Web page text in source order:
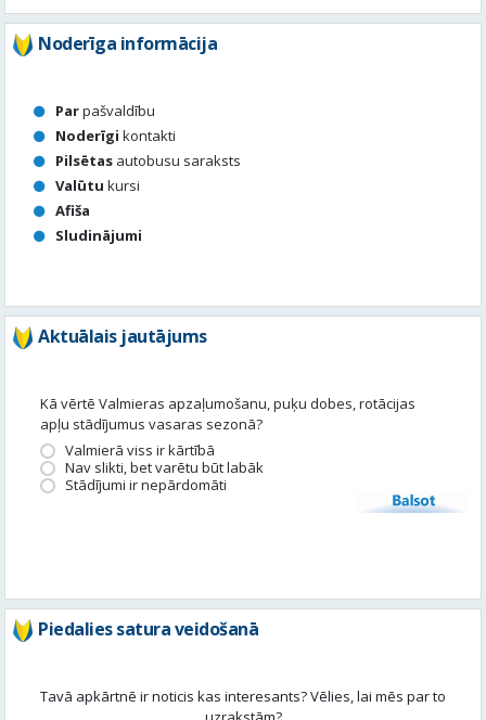
Noderīga informācija
Parpašvaldību
Noderīgi kontakti
Pilsētas autobusu saraksts
Valūtu kursi
Afiša
Sludinājumi
Aktuālais jautājums
Kā vērtē Valmieras apzaļumošanu, puķu dobes, rotācijas
apļu stādījumus vasaras sezonā?
Valmierā viss ir kārtībā
Nav slikti, bet varētu būt labāk
Stādījumi ir nepārdomāti
Balsot
Piedalies satura veidošanā
Tavā apkārtnē ir noticis kas interesants? Vēlies, lai mēs par to